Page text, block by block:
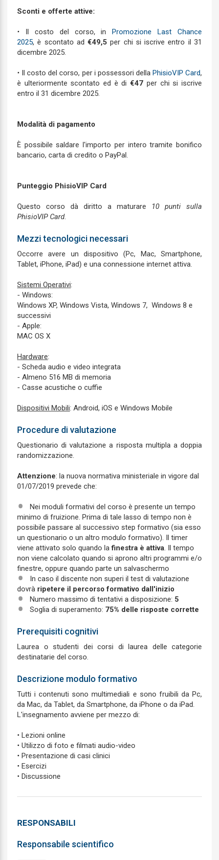
Sconti e offerte attive:
• Il costo del corso, inPromozione Last Chance
2025, è scontato ad€49,5 per chi si iscrive entro il 31
dicembre 2025.
• Il costo del corso, per i possessori della PhisioVIP Card,
è ulteriormente scontato ed è di€47 per chi si iscrive
entro il 31 dicembre 2025.
Modalità di pagamento
È possibile saldare l'importo per intero tramite bonifico
bancario, carta di credito o PayPal.
Punteggio PhisioVIP Card
Questo corso dà diritto a maturare
10 punti sulla
PhisioVIP Card.
Mezzi tecnologici necessari
Occorre avere un dispositivo (Pc, Mac, Smartphone,
Tablet, iPhone, iPad) e una connessione internet attiva.
Sistemi Operativi:
- Windows:
Windows XP, Windows Vista, Windows 7, Windows 8 e
successivi
- Apple:
MAC OS X
Hardware:
- Scheda audio e video integrata
- Almeno 516 MB di memoria
- Casse acustiche o cuffie
Dispositivi Mobili: Android, iOS e Windows Mobile
Procedure di valutazione
Questionario di valutazione a risposta multipla a doppia
randomizzazione.
Attenzione: la nuova normativa ministeriale in vigore dal
01/07/2019 prevede che:
Nei moduli formativi del corso è presente un tempo
minimo di fruizione. Prima di tale lasso di tempo non è
possibile passare al successivo step formativo (sia esso
un questionario o un altro modulo formativo). Il timer
viene attivato solo quando lafinestra è attiva. Il tempo
non viene calcolato quando si aprono altri programmi e/o
finestre, oppure quando parte un salvaschermo
In caso il discente non superi il test di valutazione
dovrà ripetere il percorso formativo dall'inizio
Numero massimo di tentativi a disposizione: 5
Soglia di superamento: 75% delle risposte corrette
Prerequisiti cognitivi
Laurea o studenti dei corsi di laurea delle categorie
destinatarie del corso.
Descrizione modulo formativo
Tutti i contenuti sono multimediali e sono fruibili da Pc,
da Mac, da Tablet, da Smartphone, da iPhone o da iPad.
L'insegnamento avviene per mezzo di:
• Lezioni online
• Utilizzo di foto e filmati audio-video
• Presentazione di casi clinici
• Esercizi
• Discussione
RESPONSABILI
Responsabile scientifico